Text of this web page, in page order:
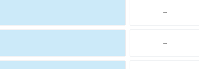
–
–